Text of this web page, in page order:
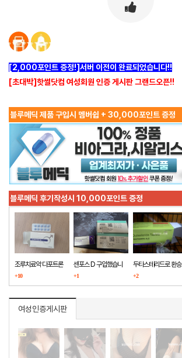
[2,000포인트 증정!]서버 이전이 완료되었습니다!!
[초대박]핫썰닷컴 여성회원 인증 게시판 그랜드오픈!!
블루메딕 제품 구입시 멤버쉽 + 30,000포인트 증정
블루메딕 후기작성시 10,000포인트 증정
조루치료약 다포트론
구매했습니다
+10
센포스 D 구입했습니
다
+1
두타스테리드로 환승
+2
여성인증게시판